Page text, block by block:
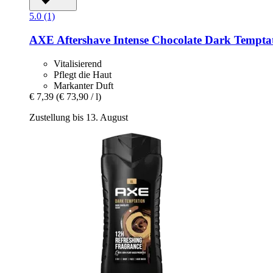
5.0 (1)
AXE Aftershave Intense Chocolate Dark
Vitalisierend
Pflegt die Haut
Markanter Duft
€ 7,39 (€ 73,90 / l)
Zustellung bis 13. August